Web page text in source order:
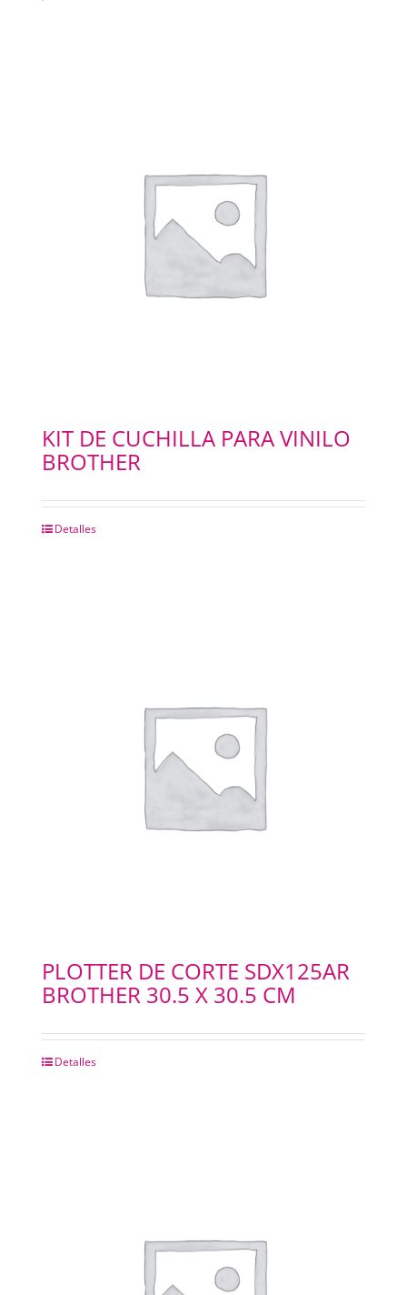
KIT DE CUCHILLA PARA VINILO
BROTHER
Detalles
PLOTTER DE CORTE SDX125AR
BROTHER 30.5 X 30.5 CM
Detalles